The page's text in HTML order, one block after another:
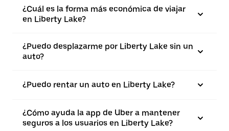
¿Cuál es la forma más económica de viajar
en Liberty Lake?
¿Puedo desplazarme por Liberty Lake sin un
auto?
¿Puedo rentar un auto en Liberty Lake?
¿Cómo ayuda la app de Uber a mantener
seguros a los usuarios en Liberty Lake?